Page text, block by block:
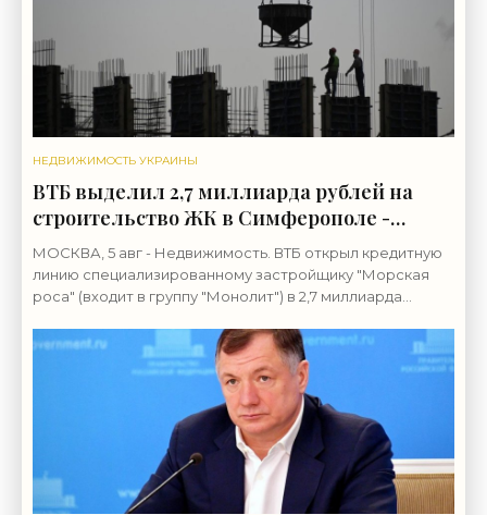
НЕДВИЖИМОСТЬ УКРАИНЫ
ВТБ выделил 2,7 миллиарда рублей на
строительство ЖК в Симферополе -
«Строительство»
МОСКВА, 5 авг - Недвижимость. ВТБ открыл кредитную
линию специализированному застройщику "Морская
роса" (входит в группу "Монолит") в 2,7 миллиарда